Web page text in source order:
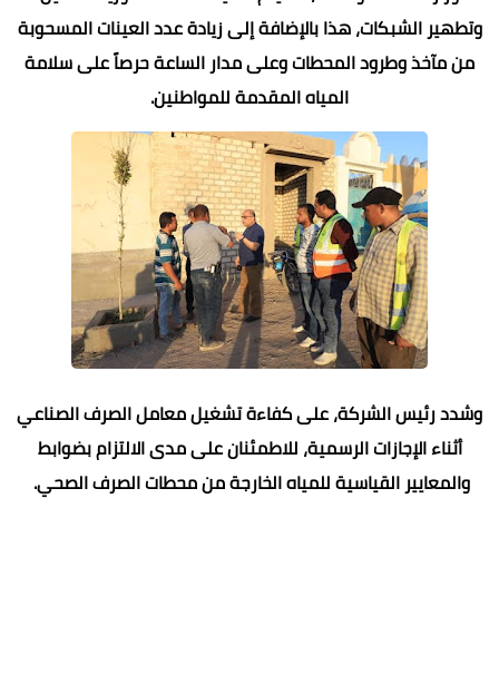
وتطهير الشبكات، هذا بالإضافة إلى زيادة عدد العينات المسحوبة
من مآخذ وطرود المحطات وعلى مدار الساعة حرصاً على سلامة
المياه المقدمة للمواطنين.
وشدد رئيس الشركة، على كفاءة تشغيل معامل الصرف الصناعي
أثناء الإجازات الرسمية، للاطمئنان على مدى الالتزام بضوابط
والمعايير القياسية للمياه الخارجة من محطات الصرف الصحي.